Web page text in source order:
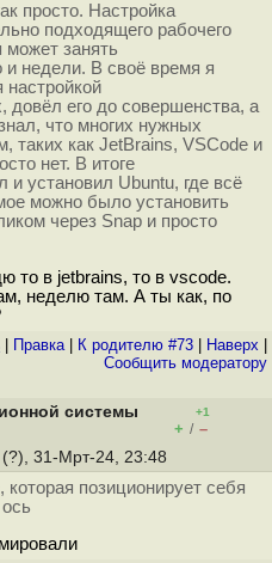
просто. Настройка
подходящего рабочего
может занять
и недели. В своё время я
настройкой
довёл его до совершенства, а
что многих нужных
таких как JetBrains, VSCode и
нет. В итоге
и установил Ubuntu, где всё
можно было установить
через Snap и просто
то в jetbrains, то в vscode.
неделю там. А ты как, по
Правка| К родителю #73 Наверх
Cообщить модератору
системы
+1
+ / –
(?), 31-Мрт-24, 23:48
позиционирует себя